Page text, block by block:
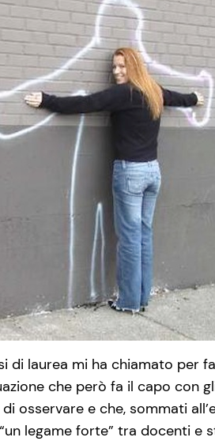
di laurea mi ha chiamato per
che però fa il capo con
osservare e che, sommati
legame forte” tra docenti e